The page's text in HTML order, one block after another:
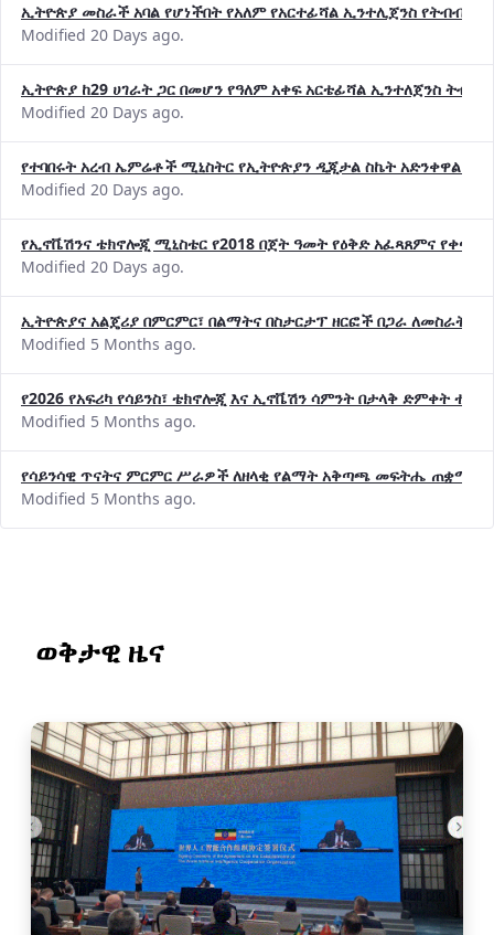
ኢትዮጵያ መስራች አባል የሆነችበት የአለም የአርተፊሻል ኢንተሊጀንስ የትብብር
Modified 20 Days ago.
ኢትዮጵያ ከ29 ሀገራት ጋር በመሆን የዓለም አቀፍ አርቴፊሻል ኢንተለጀንስ
Modified 20 Days ago.
የተባበሩት አረብ ኤምሬቶች ሚኒስትር የኢትዮጵያን ዲጂታል ስኬት አድንቀዋል
Modified 20 Days ago.
የኢኖቬሽንና ቴክኖሎጂ ሚኒስቴር የ2018 በጀት ዓመት የዕቅድ አፈጻጸምና
Modified 20 Days ago.
ኢትዮጵያና አልጄሪያ በምርምር፣ በልማትና በስታርታፕ ዘርፎች በጋራ ለመስራት
Modified 5 Months ago.
የ2026 የአፍሪካ የሳይንስ፣ ቴክኖሎጂ እና ኢኖቬሽን ሳምንት በታላቅ ድምቀት
Modified 5 Months ago.
የሳይንሳዊ ጥናትና ምርምር ሥራዎች ለዘላቂ የልማት አቅጣጫ መፍትሔ ጠቋሚ
Modified 5 Months ago.
ወቅታዊ ዜና